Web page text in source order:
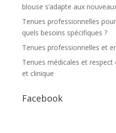
blouse s’adapte aux
Tenues professionnelles
quels besoins spécifiques ?
Tenues professionnelles et
Tenues médicales et
et clinique
Facebook